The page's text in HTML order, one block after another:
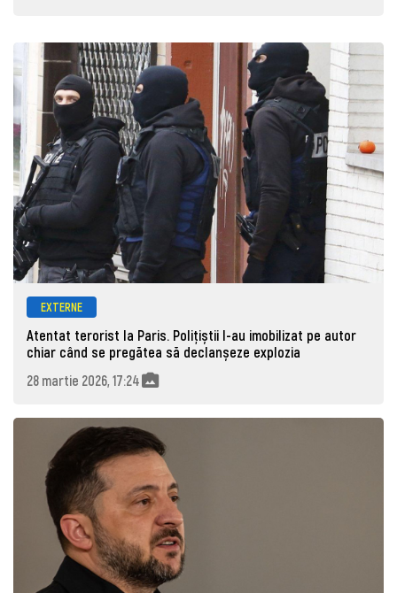
EXTERNE
Atentat terorist la Paris. Polițiștii l-au imobilizat pe autor
chiar când se pregătea să declanșeze explozia
28 martie 2026, 17:24